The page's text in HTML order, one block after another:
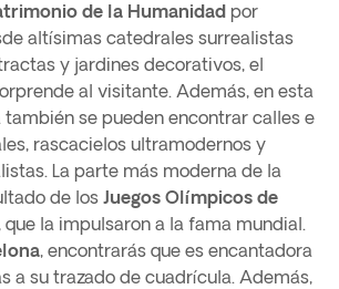
de la Humanidad por
altísimas catedrales surrealistas
y jardines decorativos, el
al visitante. Además, en esta
se pueden encontrar calles e
rascacielos ultramodernos y
La parte más moderna de la
de los Juegos Olímpicos de
, que la impulsaron a la fama mundial.
, ​​encontrarás que es encantadora
a su trazado de cuadrícula. Además,